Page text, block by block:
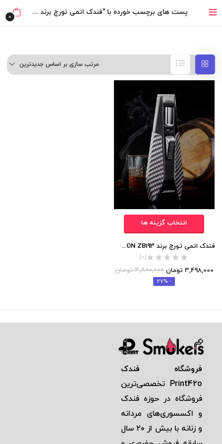
خرید قسطی با ترب‌پی پست های برچسب خورده با "فندک اتمی تورچ برند JOBON ZB193 (تک شعله/بلند) اورجینال" 0
مرتب سازی بر اساس جدیدترین
انتخاب گزینه ها
فندک اتمی تورچ برند JOBON ZB193 (تک شعله/بلند) اورجینال
(0)
3,498,000 تومان 4,800,000 تومان
- 27%
فروشگاه فندک
Print42o تخصصی‌ترين
فروشگاه در حوزه فندک
و اكسسوری‌های مردانه
و زنانه با بيش از ٢٠ سال